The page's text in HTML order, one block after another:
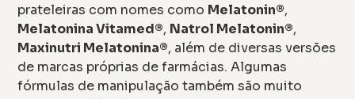
prateleiras com nomes como Melatonin®,
Melatonina Vitamed®, Natrol Melatonin®,
Maxinutri Melatonina®, além de diversas versões
de marcas próprias de farmácias. Algumas
fórmulas de manipulação também são muito